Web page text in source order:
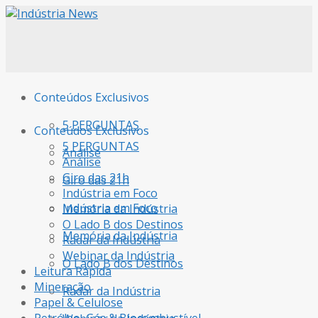
Conteúdos Exclusivos
5 PERGUNTAS
Análise
Giro das 21h
Indústria em Foco
Memória da Indústria
O Lado B dos Destinos
Radar da Indústria
Conteúdos Exclusivos
5 PERGUNTAS
Análise
Giro das 21h
Indústria em Foco
Memória da Indústria
O Lado B dos Destinos
Radar da Indústria
Webinar da Indústria
Leitura Rápida
Mineração
Papel & Celulose